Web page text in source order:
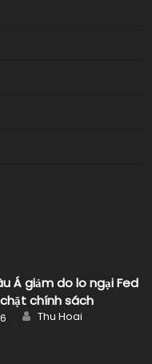
Á giảm do lo ngại Fed
chính sách
Author
Thu Hoai